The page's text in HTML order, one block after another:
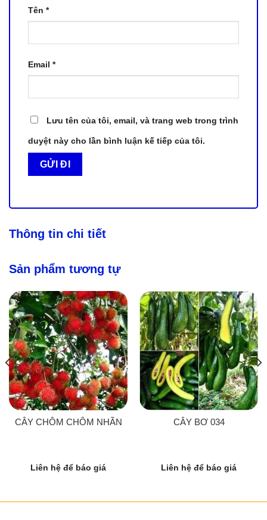
Tên *
Email *
Lưu tên của tôi, email, và trang web trong trình
duyệt này cho lần bình luận kế tiếp của tôi.
Thông tin chi tiết
Sản phẩm tương tự
CÂY CHÔM CHÔM NHÃN
Liên hệ để báo giá
CÂY BƠ 034
Liên hệ để báo giá